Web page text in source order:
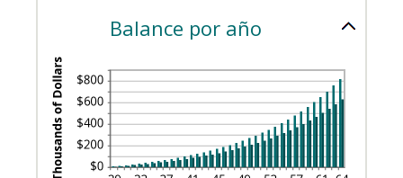
100%
Balance por año